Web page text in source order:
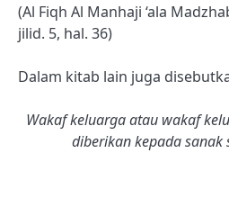
(Al Fiqh Al Manhaji ‘ala
jilid. 5, hal. 36)
Dalam kitab lain juga
Wakaf keluarga atau wakaf
diberikan kepada sanak